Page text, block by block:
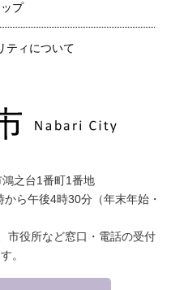
プ
ティについて
之台1番町1番地
ら午後4時30分（年末年始・
市役所など窓口・電話の受付
。